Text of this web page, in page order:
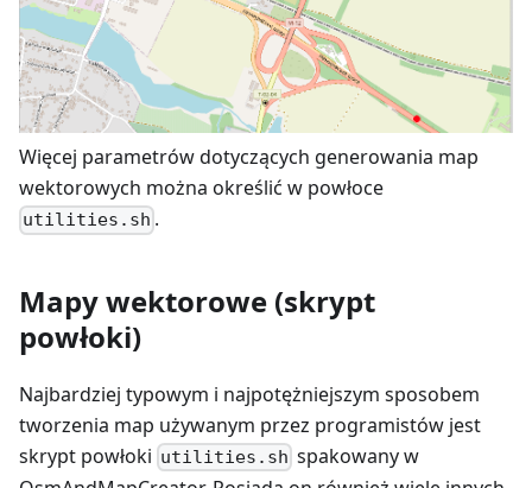
Więcej parametrów dotyczących generowania map
wektorowych można określić w powłoce
utilities.sh .
Mapy wektorowe (skrypt
powłoki)
Najbardziej typowym i najpotężniejszym sposobem
tworzenia map używanym przez programistów jest
skrypt powłoki utilities.sh spakowany w